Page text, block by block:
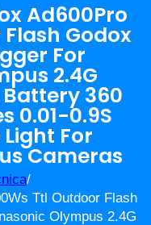
Ad600Pro
Godox
For
2.4G
360
0.01-0.9S
For
Cameras
/
Ttl Outdoor Flash
Olympus 2.4G